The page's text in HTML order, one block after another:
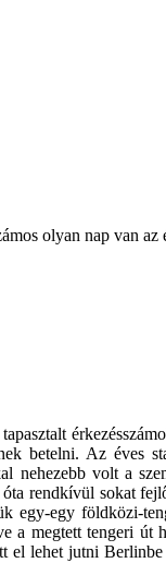
olyan nap van az
betelni. Az éves
nehezebb volt a
rendkívül sokat
egy-egy földközi-
a megtett tengeri út
el lehet jutni